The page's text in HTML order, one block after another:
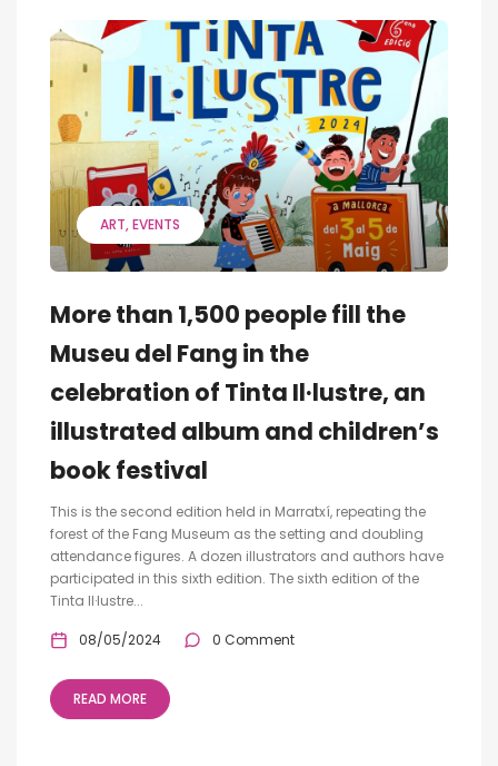
ART EVENTS
More than 1,500 people fill the
Museu del Fang in the
celebration of Tinta Il·lustre, an
illustrated album and children’s
book festival
This is the second edition held in Marratxí, repeating the
forest of the Fang Museum as the setting and doubling
attendance figures. A dozen illustrators and authors have
participated in this sixth edition. The sixth edition of the
Tinta Il·lustre...
08/05/2024 0 Comment
READ MORE